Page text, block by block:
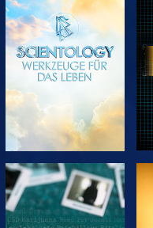
ANSEHEN
ANSEHEN